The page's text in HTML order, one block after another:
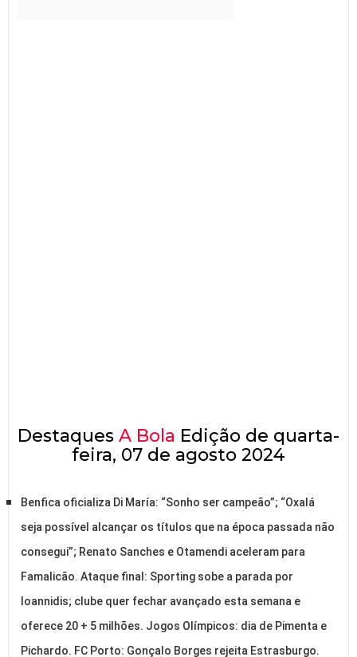
Destaques A Bola Edição de quarta-
feira, 07 de agosto 2024
Benfica oficializa Di María: “Sonho ser campeão”; “Oxalá
seja possível alcançar os títulos que na época passada não
consegui”; Renato Sanches e Otamendi aceleram para
Famalicão. Ataque final: Sporting sobe a parada por
Ioannidis; clube quer fechar avançado esta semana e
oferece 20 + 5 milhões. Jogos Olímpicos: dia de Pimenta e
Pichardo. FC Porto: Gonçalo Borges rejeita Estrasburgo.